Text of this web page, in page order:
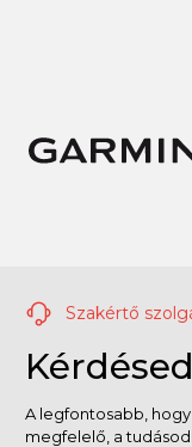
Szakértő
A legfontosabb,
megfelelő, a